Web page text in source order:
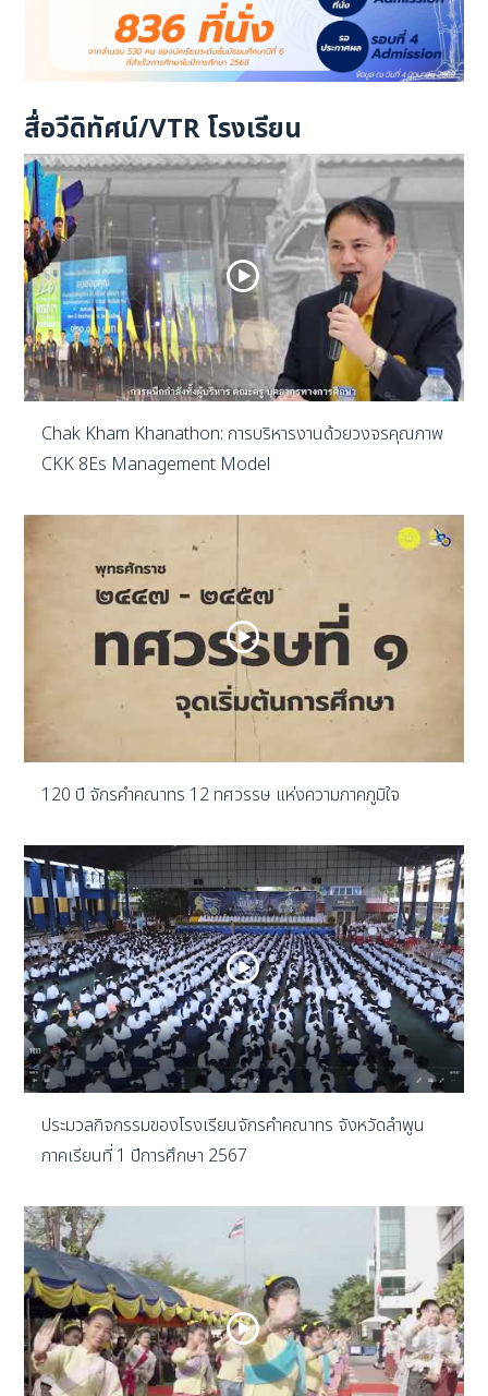
สื่อวีดิทัศน์/VTR โรงเรียน
Chak Kham Khanathon: การบริหารงานด้วยวงจรคุณภาพ
CKK 8Es Management Model
120 ปี จักรคำคณาทร 12 ทศวรรษ แห่งความภาคภูมิใจ
ประมวลกิจกรรมของโรงเรียนจักรคำคณาทร จังหวัดลำพูน
ภาคเรียนที่ 1 ปีการศึกษา 2567